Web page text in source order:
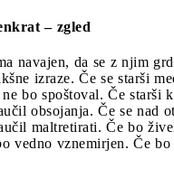
– zgled
navajen, da se z njim
izraze. Če se starši
bo spoštoval. Če starši
obsojanja. Če se nad
maltretirati. Če bo
vedno vznemirjen. Če